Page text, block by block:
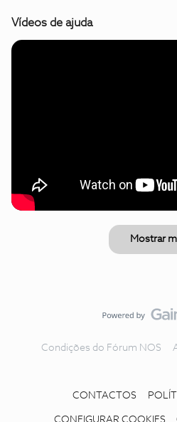
Vídeos de ajuda
Mostrar
Condições do Fórum NOS
CONTACTOS